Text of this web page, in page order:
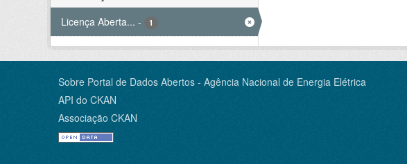
Licença Aberta... - 1
Sobre Portal de Dados Abertos - Agência Nacional de Energia Elétrica
API do CKAN
Associação CKAN